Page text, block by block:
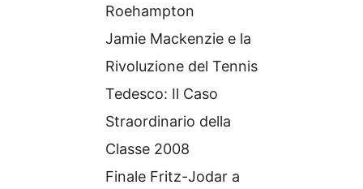
Roehampton
Jamie Mackenzie e la
Rivoluzione del Tennis
Tedesco: Il Caso
Straordinario della
Classe 2008
Finale Fritz-Jodar a